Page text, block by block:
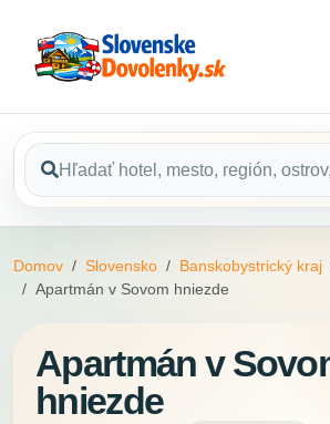
Domov Slovensko Banskobystrický kraj
Apartmán v Sovom hniezde
Apartmán v
hniezde